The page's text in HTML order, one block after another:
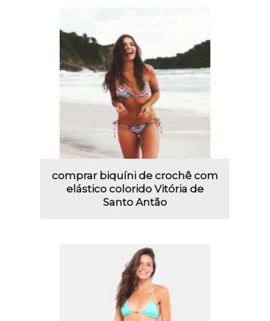
comprar biquíni de crochê com
elástico colorido Vitória de
Santo Antão